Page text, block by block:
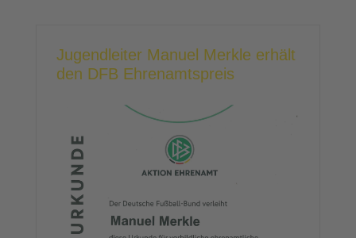
Jugendleiter Manuel Merkle erhält
den DFB Ehrenamtspreis